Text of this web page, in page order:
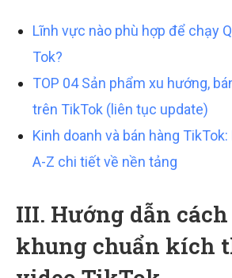
Lĩnh vực nào phù hợp để chạy
Tok?
TOP 04 Sản phẩm xu hướng,
trên TikTok (liên tục update)
Kinh doanh và bán hàng
A-Z chi tiết về nền tảng
III. Hướng dẫn
khung chuẩn kích